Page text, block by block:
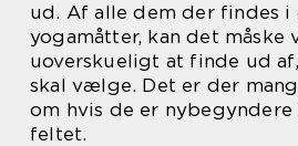
ud. Af alle dem der findes i
yogamåtter, kan det måske
uoverskueligt at finde ud
skal vælge. Det er der
om hvis de er
feltet.